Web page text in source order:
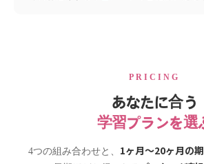
PRICING
あなたに合う
学習プランを選
4つの組み合わせと、 1ヶ月〜20ヶ月の